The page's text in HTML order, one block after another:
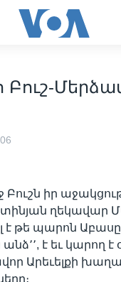
Ի
իր
ղեկավար
է թե պարոն Աբասը
է եւ կարող է
Արեւելքի